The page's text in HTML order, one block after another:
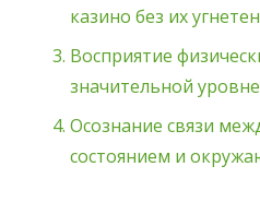
казино без их
Восприятие
значительной
Осознание связи
состоянием и